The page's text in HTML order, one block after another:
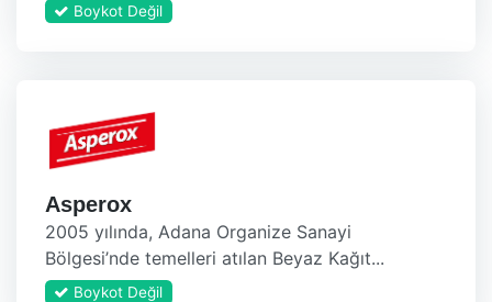
Boykot Değil
Asperox
2005 yılında, Adana Organize Sanayi
Bölgesi’nde temelleri atılan Beyaz Kağıt...
Boykot Değil